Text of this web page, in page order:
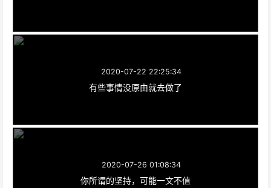
2020-07-22 22:25:34
有些事情没原由就去做了
2020-07-26 01:08:34
你所谓的坚持，可能一文不值